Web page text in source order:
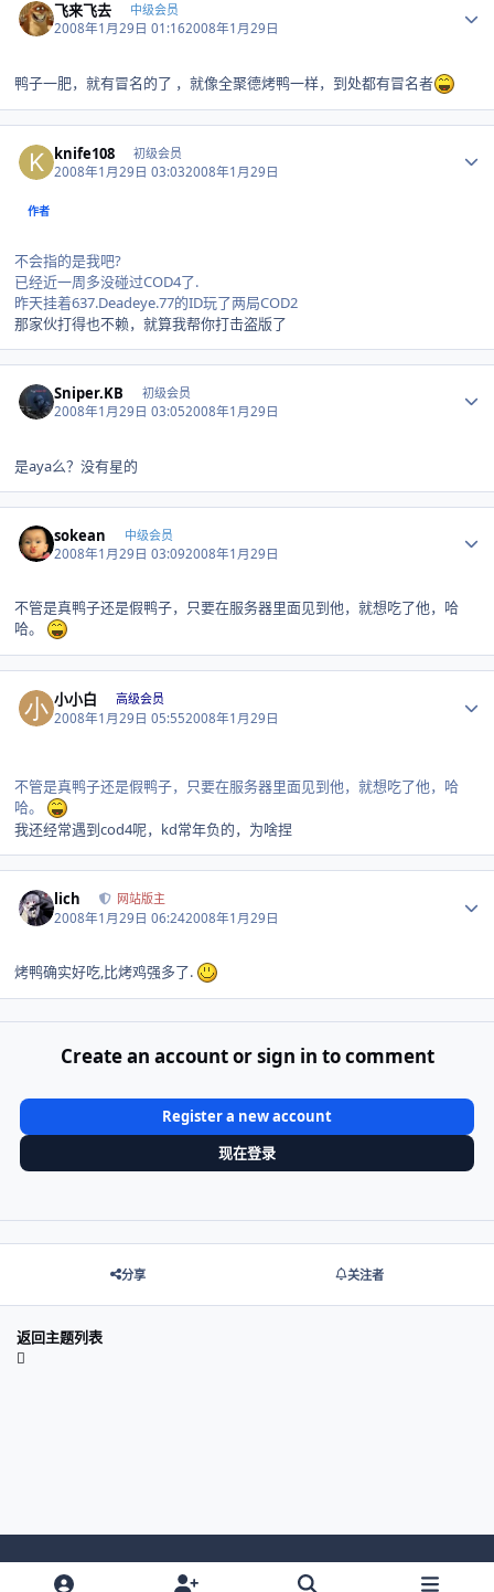
飞来飞去 中级会员
2008年1月29日 01:162008年1月29日
鸭子一肥，就有冒名的了 ，就像全聚德烤鸭一样，到处都有冒名者
knife108 初级会员
2008年1月29日 03:032008年1月29日
作者
不会指的是我吧?
已经近一周多没碰过COD4了.
昨天挂着637.Deadeye.77的ID玩了两局COD2
那家伙打得也不赖，就算我帮你打击盗版了
Sniper.KB 初级会员
2008年1月29日 03:052008年1月29日
是aya么？没有星的
sokean 中级会员
2008年1月29日 03:092008年1月29日
不管是真鸭子还是假鸭子，只要在服务器里面见到他，就想吃了他，哈
哈。
小小白 高级会员
2008年1月29日 05:552008年1月29日
不管是真鸭子还是假鸭子，只要在服务器里面见到他，就想吃了他，哈
哈。
我还经常遇到cod4呢，kd常年负的，为啥捏
lich 网站版主
2008年1月29日 06:242008年1月29日
烤鸭确实好吃,比烤鸡强多了.
Create an account or sign in to comment
Register a new account
现在登录
分享 关注者
返回主题列表